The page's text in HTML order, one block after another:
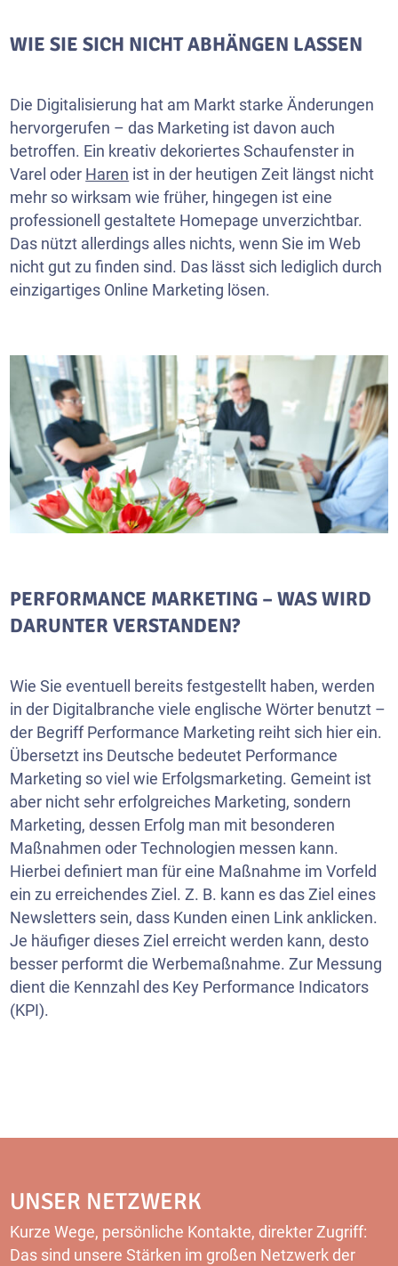
WIE SIE SICH NICHT ABHÄNGEN LASSEN
Die Digitalisierung hat am Markt starke Änderungen
hervorgerufen – das Marketing ist davon auch
betroffen. Ein kreativ dekoriertes Schaufenster in
Varel oder Haren ist in der heutigen Zeit längst nicht
mehr so wirksam wie früher, hingegen ist eine
professionell gestaltete Homepage unverzichtbar.
Das nützt allerdings alles nichts, wenn Sie im Web
nicht gut zu finden sind. Das lässt sich lediglich durch
einzigartiges Online Marketing lösen.
PERFORMANCE MARKETING – WAS WIRD
DARUNTER VERSTANDEN?
Wie Sie eventuell bereits festgestellt haben, werden
in der Digitalbranche viele englische Wörter benutzt –
der Begriff Performance Marketing reiht sich hier ein.
Übersetzt ins Deutsche bedeutet Performance
Marketing so viel wie Erfolgsmarketing. Gemeint ist
aber nicht sehr erfolgreiches Marketing, sondern
Marketing, dessen Erfolg man mit besonderen
Maßnahmen oder Technologien messen kann.
Hierbei definiert man für eine Maßnahme im Vorfeld
ein zu erreichendes Ziel. Z. B. kann es das Ziel eines
Newsletters sein, dass Kunden einen Link anklicken.
Je häufiger dieses Ziel erreicht werden kann, desto
besser performt die Werbemaßnahme. Zur Messung
dient die Kennzahl des Key Performance Indicators
(KPI).
UNSER NETZWERK
Kurze Wege, persönliche Kontakte, direkter Zugriff:
Das sind unsere Stärken im großen Netzwerk der